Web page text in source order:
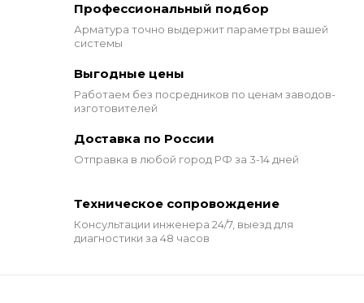
Профессиональный подбор
Арматура точно выдержит параметры вашей
системы
Выгодные цены
Работаем без посредников по ценам заводов-
изготовителей
Доставка по России
Отправка в любой город РФ за 3-14 дней
Техническое сопровождение
Консультации инженера 24/7, выезд для
диагностики за 48 часов